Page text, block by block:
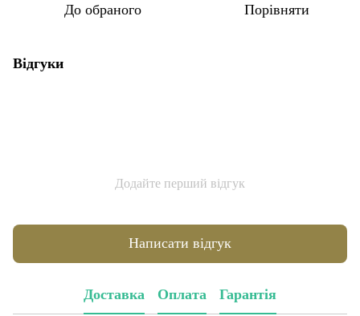
До обраного Порівняти
Відгуки
Додайте перший відгук
Написати відгук
Доставка Оплата Гарантія